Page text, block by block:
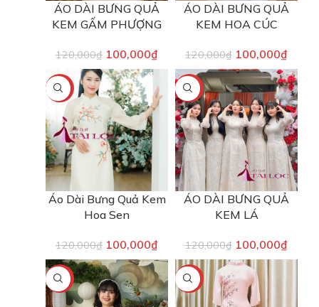
ÁO DÀI BƯNG QUẢ
KEM GẤM PHƯỢNG
120,000₫ 100,000₫
ÁO DÀI BƯNG QUẢ
KEM HOA CÚC
120,000₫ 100,000₫
-17%
Áo Dài Bưng Quả Kem
Hoa Sen
120,000₫ 100,000₫
-17%
ÁO DÀI BƯNG QUẢ
KEM LÁ
120,000₫ 100,000₫
-17% -17%